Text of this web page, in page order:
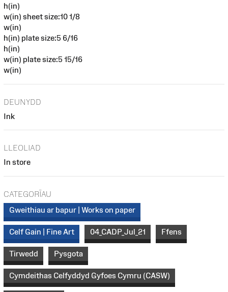
h(in)
w(in) sheet size:10 1/8
w(in)
h(in) plate size:5 6/16
h(in)
w(in) plate size:5 15/16
w(in)
DEUNYDD
Ink
LLEOLIAD
In store
CATEGORÏAU
Gweithiau ar bapur | Works on paper
Celf Gain | Fine Art 04_CADP_Jul_21 Ffens
Tirwedd Pysgota
Cymdeithas Celfyddyd Gyfoes Cymru (CASW)